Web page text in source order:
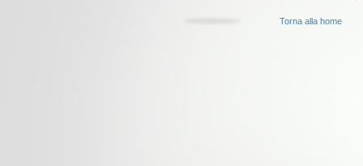
Torna alla home